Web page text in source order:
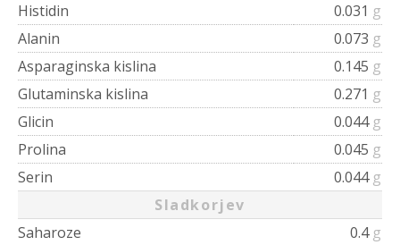
Histidin
0.031 g
Alanin
0.073 g
Asparaginska kislina
0.145 g
Glutaminska kislina
0.271 g
Glicin
0.044g
Prolina
0.045 g
Serin
0.044g
Sladkorjev
Saharoze
0.4g